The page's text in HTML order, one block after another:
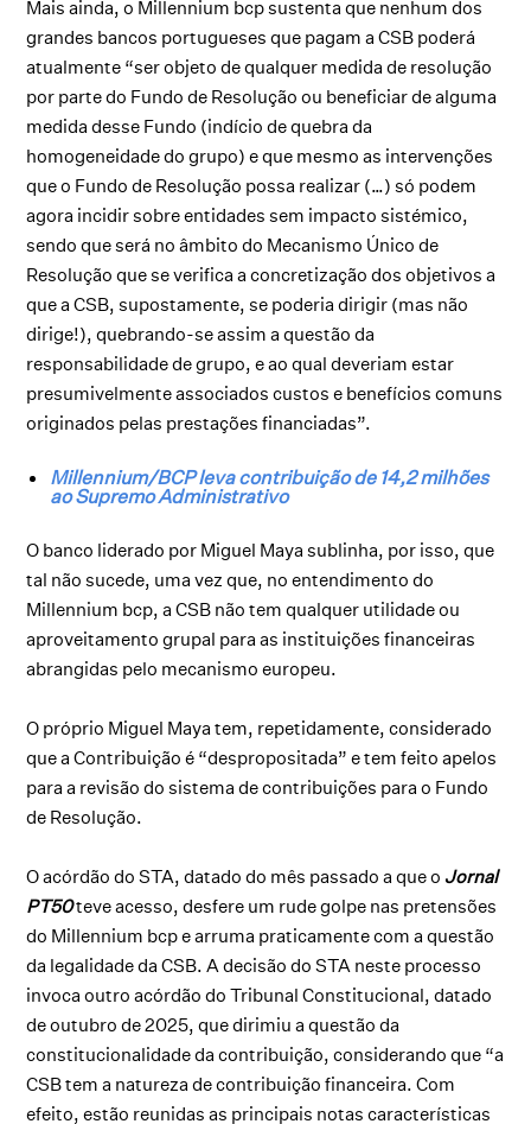
Mais ainda, o Millennium bcp sustenta que nenhum dos
grandes bancos portugueses que pagam a CSB poderá
atualmente “ser objeto de qualquer medida de resolução
por parte do Fundo de Resolução ou beneficiar de alguma
medida desse Fundo (indício de quebra da
homogeneidade do grupo) e que mesmo as intervenções
que o Fundo de Resolução possa realizar (…) só podem
agora incidir sobre entidades sem impacto sistémico,
sendo que será no âmbito do Mecanismo Único de
Resolução que se verifica a concretização dos objetivos a
que a CSB, supostamente, se poderia dirigir (mas não
dirige!), quebrando-se assim a questão da
responsabilidade de grupo, e ao qual deveriam estar
presumivelmente associados custos e benefícios comuns
originados pelas prestações financiadas”.
Millennium/BCP leva contribuição de 14,2 milhões
ao Supremo Administrativo
O banco liderado por Miguel Maya sublinha, por isso, que
tal não sucede, uma vez que, no entendimento do
Millennium bcp, a CSB não tem qualquer utilidade ou
aproveitamento grupal para as instituições financeiras
abrangidas pelo mecanismo europeu.
O próprio Miguel Maya tem, repetidamente, considerado
que a Contribuição é “despropositada” e tem feito apelos
para a revisão do sistema de contribuições para o Fundo
de Resolução.
O acórdão do STA, datado do mês passado a que oJornal
PT50teve acesso, desfere um rude golpe nas pretensões
do Millennium bcp e arruma praticamente com a questão
da legalidade da CSB. A decisão do STA neste processo
invoca outro acórdão do Tribunal Constitucional, datado
de outubro de 2025, que dirimiu a questão da
constitucionalidade da contribuição, considerando que “a
CSB tem a natureza de contribuição financeira. Com
efeito, estão reunidas as principais notas características